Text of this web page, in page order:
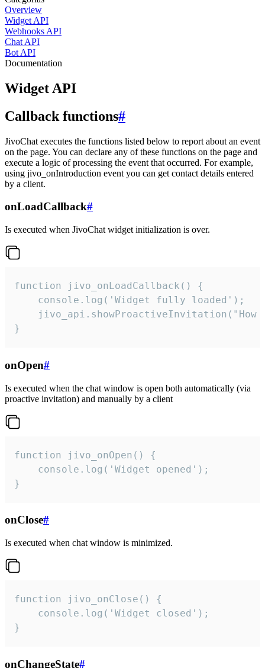
Overview
Widget API
Webhooks API
Chat API
Bot API
Documentation
Widget API
Callback functions#
JivoChat executes the functions listed below to report about an event
on the page. You can declare any of these functions on the page and
execute a logic of processing the event that occurred. For example,
using jivo_onIntroduction event you can get contact details entered
by a client.
onLoadCallback#
Is executed when JivoChat widget initialization is over.
function jivo_onLoadCallback() {
    console.log('Widget fully loaded');
jivo_api.showProactiveInvitation("How
}
onOpen#
Is executed when the chat window is open both automatically (via
proactive invitation) and manually by a client
function jivo_onOpen() {
    console.log('Widget opened');
}
onClose#
Is executed when chat window is minimized.
function jivo_onClose() {
    console.log('Widget closed');
}
onChangeState#